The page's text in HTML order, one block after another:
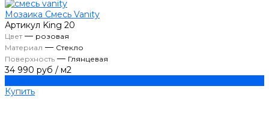
Мозаика Смесь Vanity
Артикул King 20
Цвет— розовая
Материал — Стекло
Поверхность — Глянцевая
34 990 руб / м2
Купить